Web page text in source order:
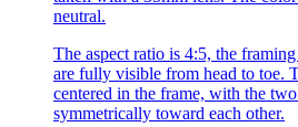
neutral.
The aspect ratio is 4:5, the
are fully visible from head to toe.
centered in the frame, with the
symmetrically toward each other.